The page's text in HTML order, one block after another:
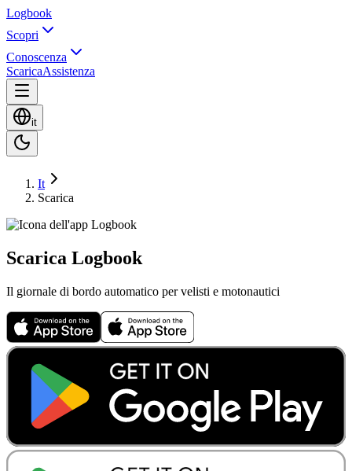
Logbook
Scopri
Conoscenza
ScaricaAssistenza
it
It
Scarica
Scarica Logbook
Il giornale di bordo automatico per velisti e motonautici